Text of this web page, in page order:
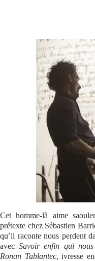
Cet homme-là aime
prétexte chez Sébastien
qu’il raconte nous perdent
avecSavoir enfin qui nous
Ronan Tablantec, ivresse